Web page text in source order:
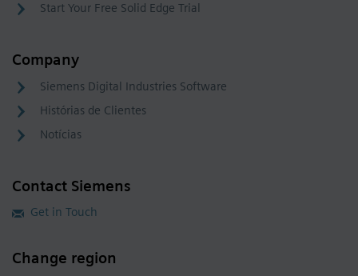
Start Your Free Solid Edge Trial
Company
Siemens Digital Industries Software
Histórias de Clientes
Notícias
Contact Siemens
Get in Touch
Change region